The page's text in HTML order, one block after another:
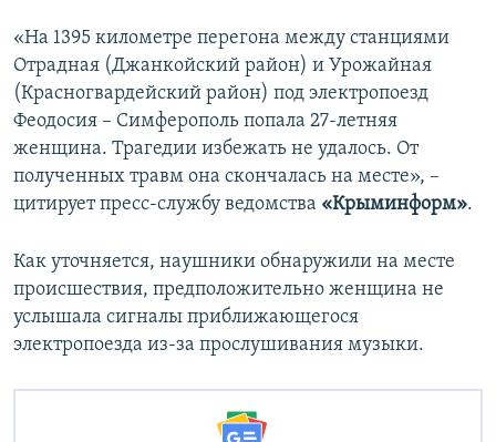
ПОБЕДИТЕЛЕЙ НЕ СУДЯТ?
КРЫМ.НЕПОКОРЕННЫЙ
УКРАИНСКАЯ ПРОБЛЕМА КРЫМА
ПРИСОЕДИНЯЙТЕСЬ!
Все сайты RFE/RL
«На 1395 километре перегона между станциями
Отрадная (Джанкойский район) и Урожайная
(Красногвардейский район) под электропоезд
Феодосия – Симферополь попала 27-летняя
женщина. Трагедии избежать не удалось. От
полученных травм она скончалась на месте», –
цитирует пресс-службу ведомства «Крыминформ».
Как уточняется, наушники обнаружили на месте
происшествия, предположительно женщина не
услышала сигналы приближающегося
электропоезда из-за прослушивания музыки.